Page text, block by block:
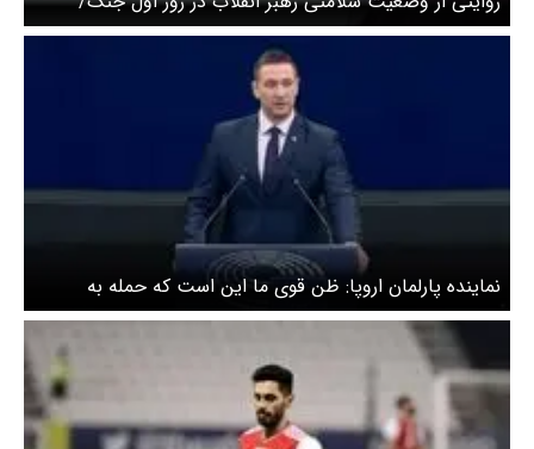
کرمان‌پور: خوشبختانه اتفاق خاصی برای رهبر انقلاب نیفتاد
نماینده پارلمان اروپا: ظن قوی ما این است که حمله به
مدرسه میناب یک جنایت جنگی برنامه‌ریزی‌شده بود